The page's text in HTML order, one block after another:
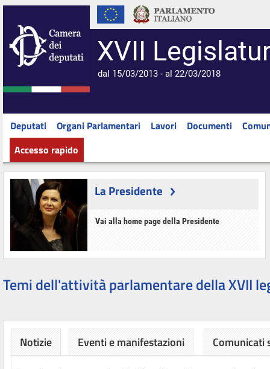
XVII
dal 15/03/2013 - al 22/03/2018
Deputati Organi Parlamentari Lavori Documenti
Accesso rapido
La Presidente
Vai alla home page della Presidente
Temi dell'attività parlamentare della XVII
Notizie Eventi e manifestazioni Comunicati